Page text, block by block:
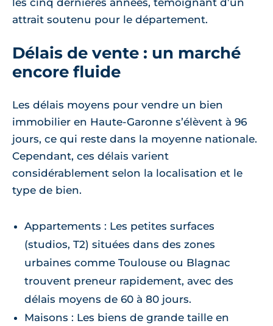
les cinq dernières années, témoignant d’un
attrait soutenu pour le département.
Délais de vente : un marché
encore fluide
Les délais moyens pour vendre un bien
immobilier en Haute-Garonne s’élèvent à 96
jours, ce qui reste dans la moyenne nationale.
Cependant, ces délais varient
considérablement selon la localisation et le
type de bien.
Appartements : Les petites surfaces
(studios, T2) situées dans des zones
urbaines comme Toulouse ou Blagnac
trouvent preneur rapidement, avec des
délais moyens de 60 à 80 jours.
Maisons : Les biens de grande taille en